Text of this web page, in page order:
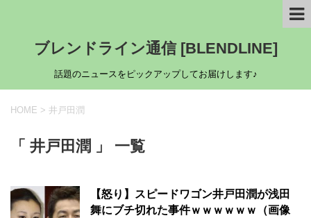
ブレンドライン通信 [BLENDLINE]
話題のニュースをピックアップしてお届けします♪
HOME > 井戸田潤
「 井戸田潤 」 一覧
【怒り】スピードワゴン井戸田潤が浅田
舞にブチ切れた事件ｗｗｗｗｗｗ（画像